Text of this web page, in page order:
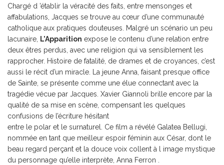
Chargé d ’établir la véracité des faits, entre mensonges et
affabulations, Jacques se trouve au cœur d’une communauté
catholique aux pratiques douteuses. Malgré un scénario un peu
lacunaire, L’Apparition expose le contenu d’une relation entre
deux êtres perdus, avec une religion qui va sensiblement les
rapprocher. Histoire de fatalité, de drames et de croyances, c’est
aussi le récit d’un miracle. La jeune Anna, faisant presque office
de Sainte, se présente comme une élue connectant avec la
tragédie vécue par Jacques. Xavier Giannoli brille encore par la
qualité de sa mise en scène, compensant les quelques
confusions de l’écriture hésitant
entre le polar et le surnaturel. Ce film a révélé Galatea Bellugi,
nommée en tant que meilleur espoir féminin aux César, dont le
beau regard perçant et la douce voix collent à l image mystique
du personnage qu’elle interprète, Anna Ferron .